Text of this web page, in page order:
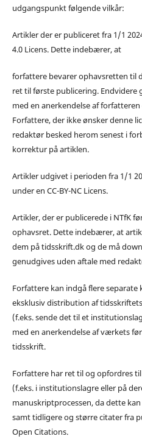
udgangspunkt følgende vilkår:
Artikler der er publiceret fra 1/1
4.0 Licens. Dette indebærer, at
forfattere bevarer ophavsretten til
ret til første publicering. Endvidere
med en anerkendelse af
Forfattere, der ikke ønsker denne
redaktør besked herom senest i
korrektur på artiklen.
Artikler udgivet i perioden fra 1/1
under en CC-BY-NC Licens.
Artikler, der er publicerede i NTfK
ophavsret. Dette indebærer, at
dem på tidsskrift.dk og de må
genudgives uden aftale med
Forfattere kan indgå flere
eksklusiv distribution af
(f.eks. sende det til et
med en anerkendelse af værkets
tidsskrift.
Forfattere har ret til og opfordres
(f.eks. i institutionslagre eller på
manuskriptprocessen, da dette
samt tidligere og større citater fra
Open Citations.